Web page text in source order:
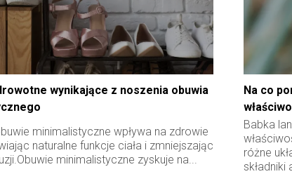
wynikające z noszenia obuwia
minimalistyczne wpływa na zdrowie
naturalne funkcje ciała i zmniejszając
minimalistyczne zyskuje na...
Na co
Babka
różne
składniki